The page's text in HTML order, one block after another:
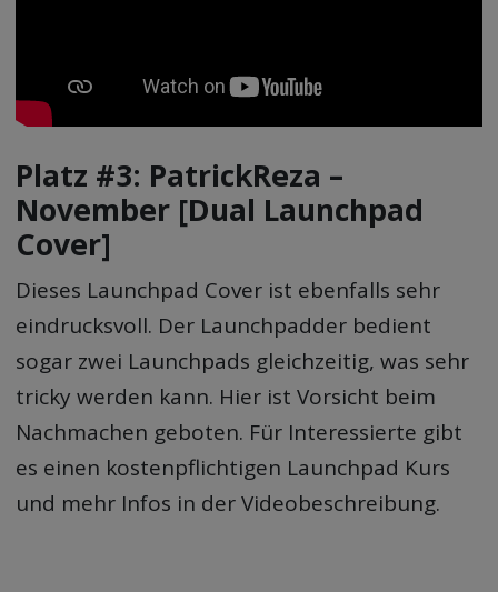
Platz #3: PatrickReza –
November [Dual Launchpad
Cover]
Dieses Launchpad Cover ist ebenfalls sehr
eindrucksvoll. Der Launchpadder bedient
sogar zwei Launchpads gleichzeitig, was sehr
tricky werden kann. Hier ist Vorsicht beim
Nachmachen geboten. Für Interessierte gibt
es einen kostenpflichtigen Launchpad Kurs
und mehr Infos in der Videobeschreibung.